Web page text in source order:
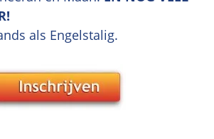
als Engelstalig.